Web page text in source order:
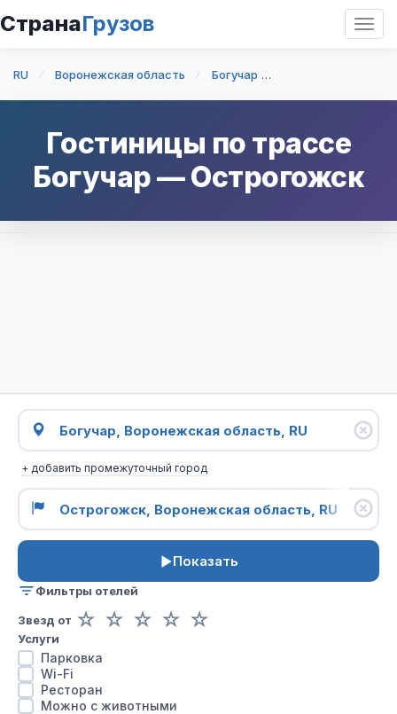
СтранаГрузов
RU Воронежская область Богучар
Гостиницы по трассе
Богучар—Острогожск
+ добавить промежуточный город
Показать
Фильтры отелей
Звезд от ☆ ☆ ☆ ☆ ☆
Услуги
Парковка
Wi-Fi
Ресторан
Можно с животными